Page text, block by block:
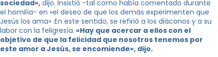
sociedad», dijo. Insistió -tal como había comentado durante
el homilía- en «el deseo de que los demás experimenten que
Jesús los ama» .En este sentido, se refirió a los diáconos y a su
labor con la feligresía. «Hay que acercar a ellos con el
objetivo de que la felicidad que nosotros tenemos por
este amor a Jesús, se encomiende», dijo.